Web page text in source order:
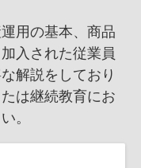
用の基本、商品
入された従業員
解説をしており
は継続教育にお
。